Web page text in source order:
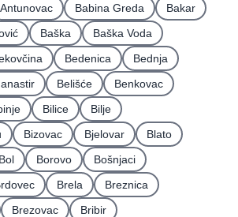
Antunovac Babina Greda
Bakar
Baška
Baška Voda
Bedenica
Bednja
Belišće
Benkovac
Bilice
Bilje
Bizovac Bjelovar
Blato
Bol Borovo
Bošnjaci
Brela
Breznica
Brezovac
Bribir